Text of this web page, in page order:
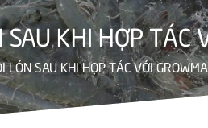
KHI HỢP TÁC
SAU KHI HỢP TÁC VỚI